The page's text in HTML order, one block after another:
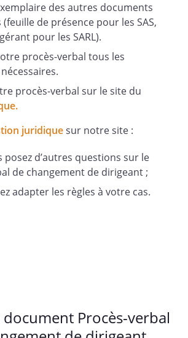
résolutions proposées ;
statuts modifiés.
d'agréer l'expression
distingués.
des autres documents
de présence pour les SAS,
pour les SARL).
procès-verbal tous les
procès-verbal sur le site du
juridiquesur notre site :
posez d’autres questions sur le
de changement de dirigeant ;
adapter les règles à votre cas.
document Procès-verbal